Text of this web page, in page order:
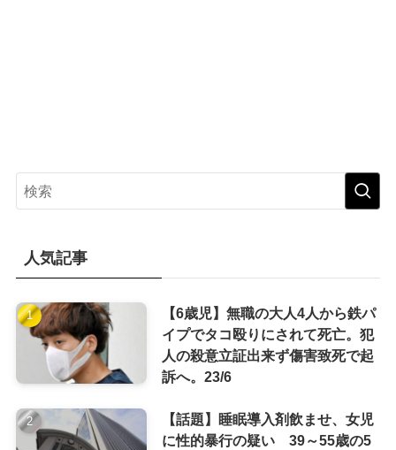
人気記事
【6歳児】無職の大人4人から鉄パ
イプでタコ殴りにされて死亡。犯
人の殺意立証出来ず傷害致死で起
訴へ。23/6
【話題】睡眠導入剤飲ませ、女児
に性的暴行の疑い 39～55歳の5